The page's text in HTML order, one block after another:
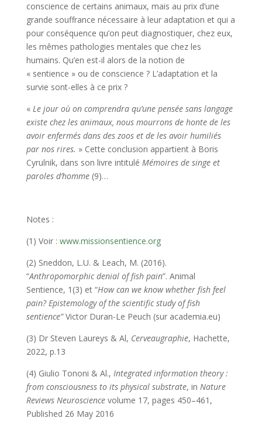
conscience de certains animaux, mais au prix d’une
grande souffrance nécessaire à leur adaptation et qui a
pour conséquence qu’on peut diagnostiquer, chez eux,
les mêmes pathologies mentales que chez les
humains. Qu’en est-il alors de la notion de
« sentience » ou de conscience ? L’adaptation et la
survie sont-elles à ce prix ?
« Le jour où on comprendra qu’une pensée sans langage
existe chez les animaux, nous mourrons de honte de les
avoir enfermés dans des zoos et de les avoir humiliés
par nos rires. » Cette conclusion appartient à Boris
Cyrulnik, dans son livre intitulé Mémoires de singe et
paroles d’homme(9)…
Notes :
(1) Voir : www.missionsentience.org
(2) Sneddon, L.U. & Leach, M. (2016).
“Anthropomorphic denial of fish pain”. Animal
Sentience, 1(3) et “How can we know whether fish feel
pain? Epistemology of the scientific study of fish
sentience”Victor Duran-Le Peuch (sur academia.eu)
(3) Dr Steven Laureys & Al, Cerveaugraphie, Hachette,
2022, p.13
(4) Giulio Tononi & Al., Integrated information theory :
from consciousness to its physical substrate, in Nature
Reviews Neurosciencevolume 17, pages 450–461,
Published 26 May 2016